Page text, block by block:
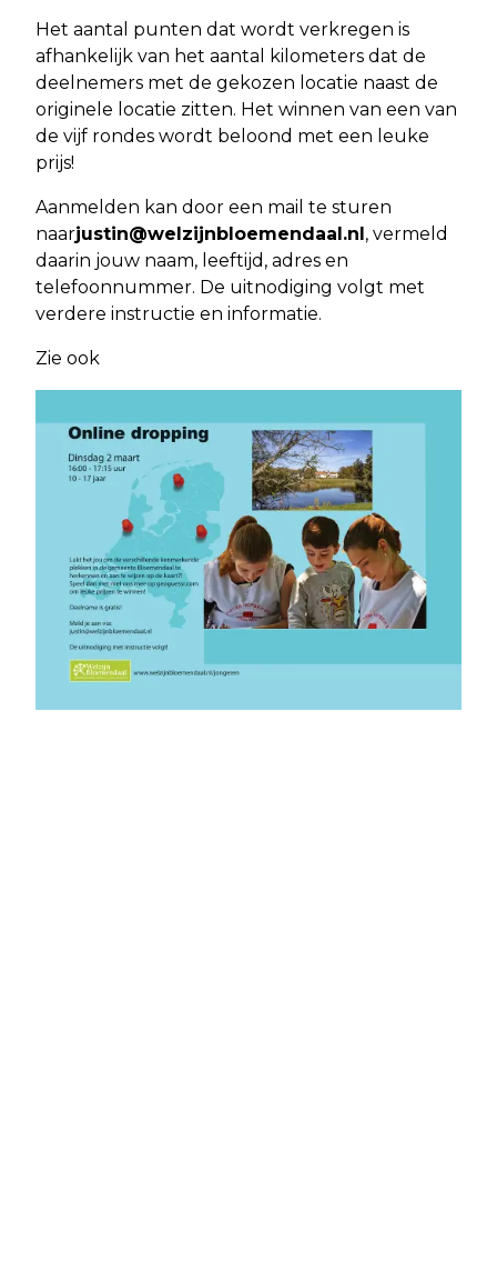
Het aantal punten dat wordt verkregen is
afhankelijk van het aantal kilometers dat de
deelnemers met de gekozen locatie naast de
originele locatie zitten. Het winnen van een van
de vijf rondes wordt beloond met een leuke
prijs!
Aanmelden kan door een mail te sturen
naarjustin@welzijnbloemendaal.nl , vermeld
daarin jouw naam, leeftijd, adres en
telefoonnummer. De uitnodiging volgt met
verdere instructie en informatie.
Zie ook